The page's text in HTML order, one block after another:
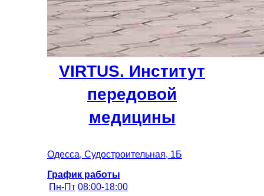
VIRTUS. Институт
передовой
медицины
Одесса, Судостроительная, 1Б
График работы
Пн-Пт 08:00-18:00